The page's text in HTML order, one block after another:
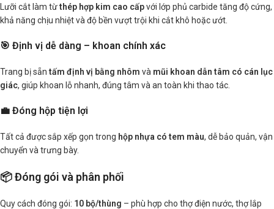
Lưỡi cắt làm từthép hợp kim cao cấpvới lớp phủ carbide tăng độ cứng,
khả năng chịu nhiệt và độ bền vượt trội khi cắt khô hoặc ướt.
🎯 Định vị dễ dàng – khoan chính xác
Trang bị sẵntấm định vị bằng nhôm và mũi khoan dẫn tâm có cán lục
giác, giúp khoan lỗ nhanh, đúng tâm và an toàn khi thao tác.
💼 Đóng hộp tiện lợi
Tất cả được sắp xếp gọn trong hộp nhựa có tem màu, dễ bảo quản, vận
chuyển và trưng bày.
📦 Đóng gói và phân phối
Quy cách đóng gói: 10 bộ/thùng – phù hợp cho thợ điện nước, thợ lắp